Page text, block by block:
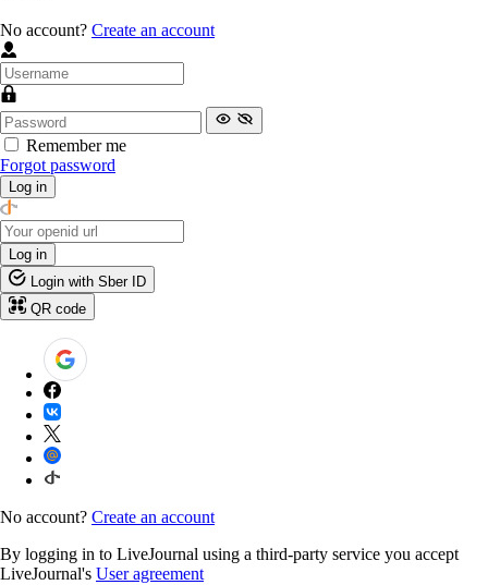
No account? Create an account
Remember me
Forgot password
Log in
Log in
Login with Sber ID
QR code
No account? Create an account
By logging in to LiveJournal using a third-party service you accept
LiveJournal's User agreement